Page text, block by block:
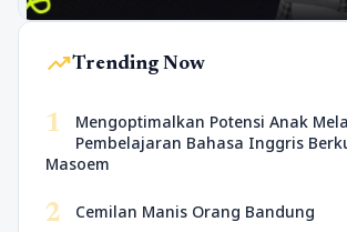
trending_upTrending Now
1
Mengoptimalkan Potensi Anak
Pembelajaran Bahasa Inggris
Masoem
2 Cemilan Manis Orang Bandung